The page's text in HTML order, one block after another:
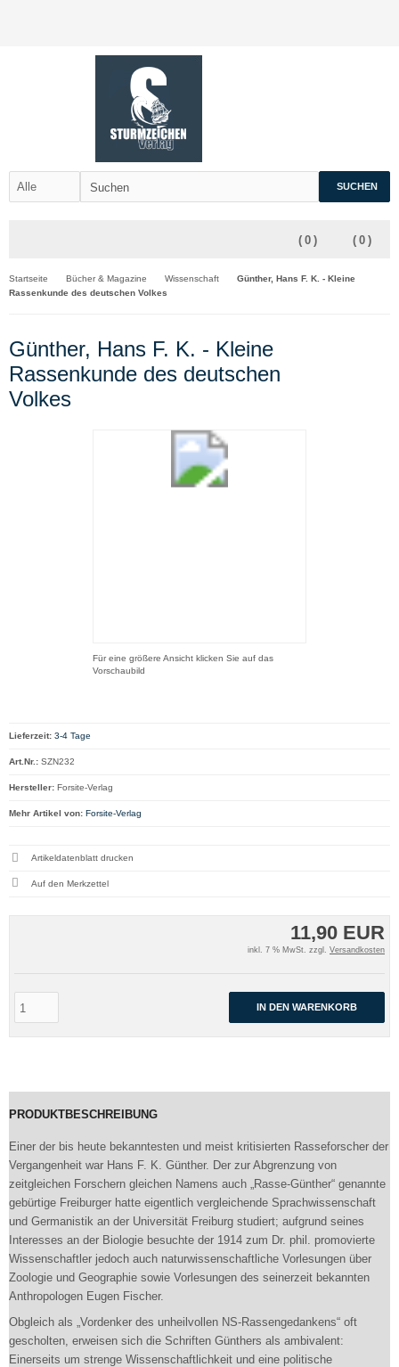
SUCHEN
( 0 )
( 0 )
Startseite Bücher & Magazine Wissenschaft
Günther, Hans F. K. - Kleine
Rassenkunde des deutschen Volkes
Günther, Hans F. K. - Kleine
Rassenkunde des deutschen
Volkes
Für eine größere Ansicht klicken Sie auf das
Vorschaubild
11,90 EUR
inkl. 7 % MwSt. zzgl. Versandkosten
IN DEN WARENKORB
Lieferzeit: 3-4 Tage
Art.Nr.: SZN232
Hersteller: Forsite-Verlag
Mehr Artikel von: Forsite-Verlag
Artikeldatenblatt drucken
PRODUKTBESCHREIBUNG
Einer der bis heute bekanntesten und meist kritisierten Rasseforscher der
Vergangenheit war Hans F. K. Günther. Der zur Abgrenzung von
zeitgleichen Forschern gleichen Namens auch „Rasse-Günther“ genannte
gebürtige Freiburger hatte eigentlich vergleichende Sprachwissenschaft
und Germanistik an der Universität Freiburg studiert; aufgrund seines
Interesses an der Biologie besuchte der 1914 zum Dr. phil. promovierte
Wissenschaftler jedoch auch naturwissenschaftliche Vorlesungen über
Zoologie und Geographie sowie Vorlesungen des seinerzeit bekannten
Anthropologen Eugen Fischer.
Obgleich als „Vordenker des unheilvollen NS-Rassengedankens“ oft
gescholten, erweisen sich die Schriften Günthers als ambivalent:
Einerseits um strenge Wissenschaftlichkeit und eine politische